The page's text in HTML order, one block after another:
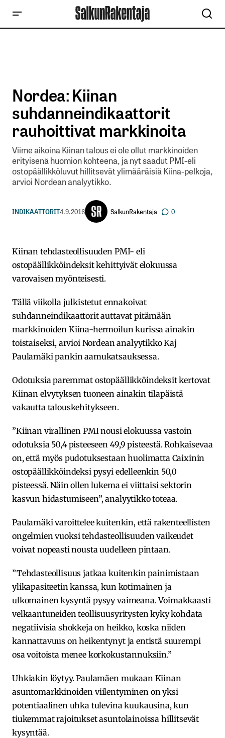
Nordea: Kiinan
suhdanneindikaattorit
rauhoittivat markkinoita
Viime aikoina Kiinan talous ei ole ollut markkinoiden
erityisenä huomion kohteena, ja nyt saadut PMI-eli
ostopäällikköluvut hillitsevät ylimääräisiä Kiina-pelkoja,
arvioi Nordean analyytikko.
INDIKAATTORIT4.9.2016 SalkunRakentaja 0
Kiinan tehdasteollisuuden PMI- eli
ostopäällikköindeksit kehittyivät elokuussa
varovaisen myönteisesti.
Tällä viikolla julkistetut ennakoivat
suhdanneindikaattorit auttavat pitämään
markkinoiden Kiina-hermoilun kurissa ainakin
toistaiseksi, arvioi Nordean analyytikko Kaj
Paulamäki pankin aamukatsauksessa.
Odotuksia paremmat ostopäällikköindeksit kertovat
Kiinan elvytyksen tuoneen ainakin tilapäistä
vakautta talouskehitykseen.
”Kiinan virallinen PMI nousi elokuussa vastoin
odotuksia 50,4 pisteeseen 49,9 pisteestä. Rohkaisevaa
on, että myös pudotuksestaan huolimatta Caixinin
ostopäällikköindeksi pysyi edelleenkin 50,0
pisteessä. Näin ollen lukema ei viittaisi sektorin
kasvun hidastumiseen”, analyytikko toteaa.
Paulamäki varoittelee kuitenkin, että rakenteellisten
ongelmien vuoksi tehdasteollisuuden vaikeudet
voivat nopeasti nousta uudelleen pintaan.
”Tehdasteollisuus jatkaa kuitenkin painimistaan
ylikapasiteetin kanssa, kun kotimainen ja
ulkomainen kysyntä pysyy vaimeana. Voimakkaasti
velkaantuneiden teollisuusyritysten kyky kohdata
negatiivisia shokkeja on heikko, koska niiden
kannattavuus on heikentynyt ja entistä suurempi
osa voitoista menee korkokustannuksiin.”
Uhkiakin löytyy. Paulamäen mukaan Kiinan
asuntomarkkinoiden viilentyminen on yksi
potentiaalinen uhka tulevina kuukausina, kun
tiukemmat rajoitukset asuntolainoissa hillitsevät
kysyntää.